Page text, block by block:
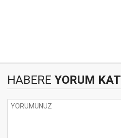
HABERE YORUM KAT